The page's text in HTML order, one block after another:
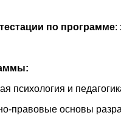
по программе:
психология и
правовые основы